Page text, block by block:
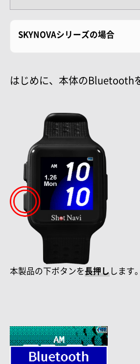
SKYNOVAシリーズの場合
はじめに、本体のBluetooth
本製品の下ボタンを長押しします。